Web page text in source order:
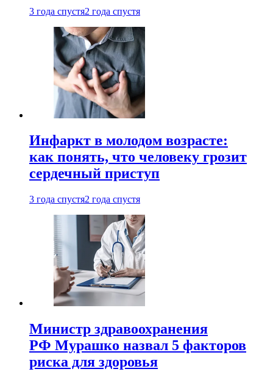
3 года спустя2 года спустя
Инфаркт в молодом возрасте:
как понять, что человеку грозит
сердечный приступ
3 года спустя2 года спустя
Министр здравоохранения
РФ Мурашко назвал 5 факторов
риска для здоровья